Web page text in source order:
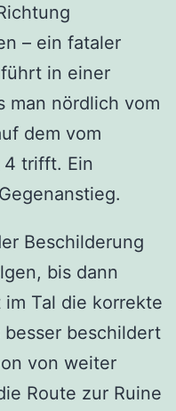
– ein fataler
in einer
man nördlich vom
dem vom
4 trifft. Ein
Beschilderung
bis dann
Tal die korrekte
beschildert
von weiter
Route zur Ruine